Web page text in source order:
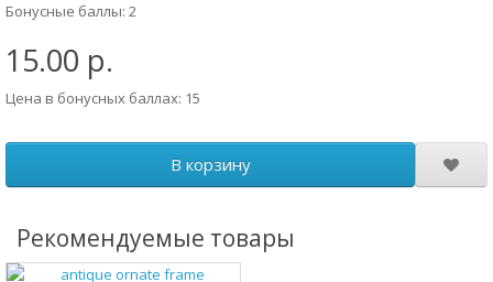
Бонусные баллы: 2
15.00 р.
Цена в бонусных баллах: 15
В корзину
Рекомендуемые товары